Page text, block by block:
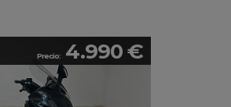
Precio: 4.990 €